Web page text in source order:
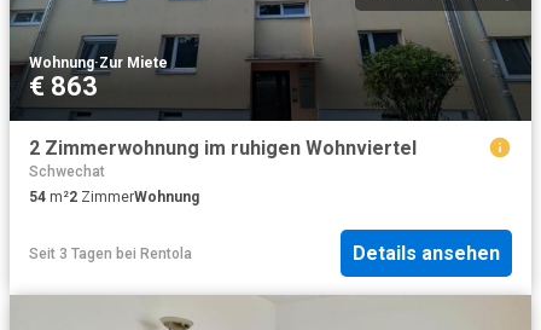
Wohnung·Zur Miete
€ 863
2 Zimmerwohnung im ruhigen Wohnviertel
Schwechat
54 m²2 ZimmerWohnung
Seit 3 Tagen bei Rentola Details ansehen